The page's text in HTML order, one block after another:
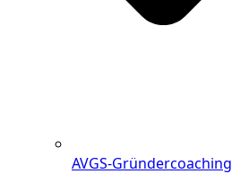
AVGS-Gründercoaching